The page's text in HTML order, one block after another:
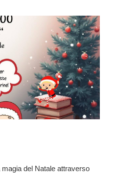
del Natale attraverso